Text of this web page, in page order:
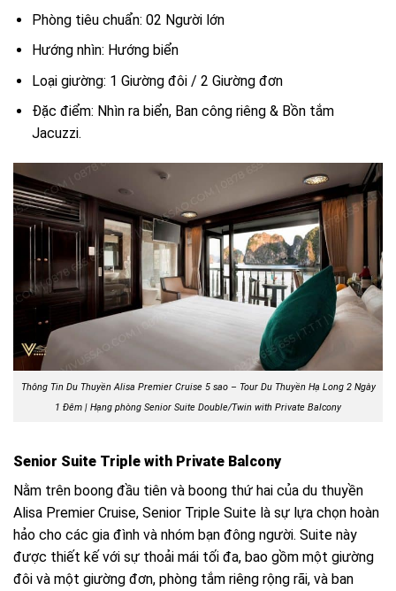
Phòng tiêu chuẩn: 02 Người lớn
Hướng nhìn: Hướng biển
Loại giường: 1 Giường đôi / 2 Giường đơn
Đặc điểm: Nhìn ra biển, Ban công riêng & Bồn tắm
Jacuzzi.
Thông Tin Du Thuyền Alisa Premier Cruise 5 sao – Tour Du Thuyền Hạ Long 2 Ngày
1 Đêm | Hạng phòng Senior Suite Double/Twin with Private Balcony
Senior Suite Triple with Private Balcony
Nằm trên boong đầu tiên và boong thứ hai của du thuyền
Alisa Premier Cruise, Senior Triple Suite là sự lựa chọn hoàn
hảo cho các gia đình và nhóm bạn đông người. Suite này
được thiết kế với sự thoải mái tối đa, bao gồm một giường
đôi và một giường đơn, phòng tắm riêng rộng rãi, và ban